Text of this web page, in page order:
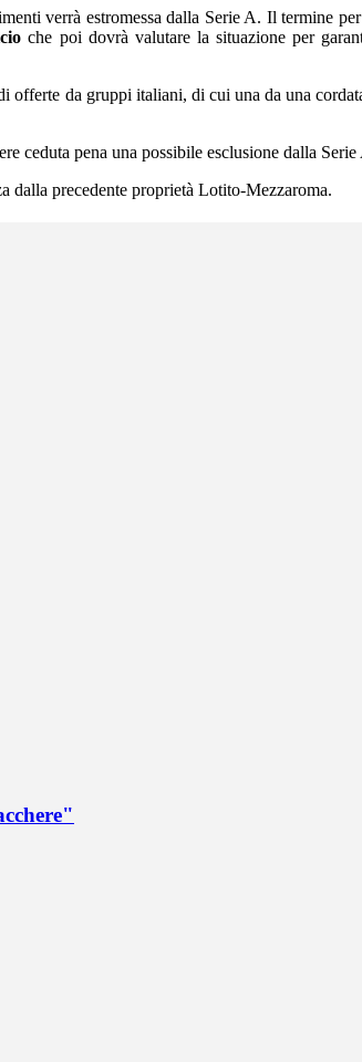
verrà estromessa dalla Serie A. Il termine
che poi dovrà valutare la situazione per
da gruppi italiani, di cui una da una
ceduta pena una possibile esclusione dalla
dalla precedente proprietà Lotito-Mezzaroma.